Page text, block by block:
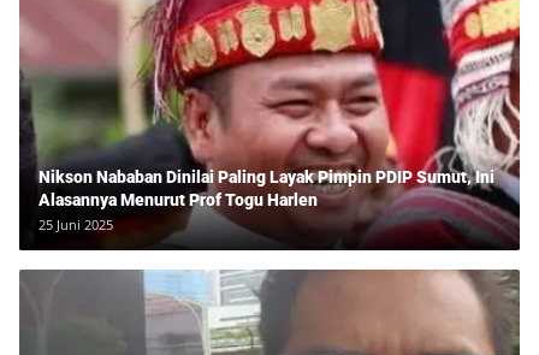
Nikson Nababan Dinilai Paling Layak Pimpin PDIP Sumut, Ini
Alasannya Menurut Prof Togu Harlen
25 Juni 2025